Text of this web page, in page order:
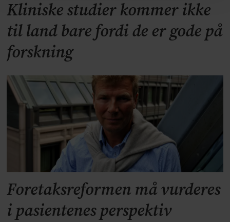
Kliniske studier kommer ikke
til land bare fordi de er gode på
forskning
Foretaksreformen må vurderes
i pasientenes perspektiv